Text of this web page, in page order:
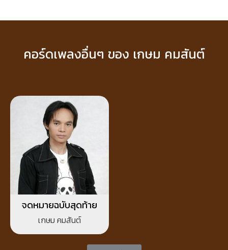
คอร์ดเพลงอื่นๆ ของ เกษม คมสันต์
จดหมายฉบับสุดท้าย
เกษม คมสันต์